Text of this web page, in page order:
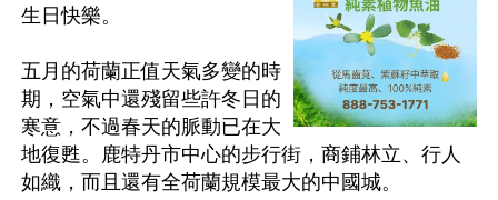
生日快樂。
五月的荷蘭正值天氣多變的時
期，空氣中還殘留些許冬日的
寒意，不過春天的脈動已在大
地復甦。鹿特丹市中心的步行街，商鋪林立、行人
如織，而且還有全荷蘭規模最大的中國城。